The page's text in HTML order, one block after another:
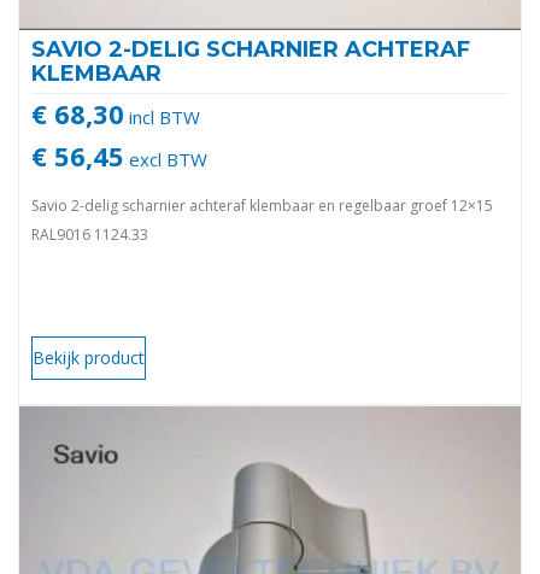
SAVIO 2-DELIG SCHARNIER ACHTERAF
KLEMBAAR
€ 68,30 incl BTW
€ 56,45 excl BTW
Savio 2-delig scharnier achteraf klembaar en regelbaar groef 12×15
RAL9016 1124.33
Bekijk product